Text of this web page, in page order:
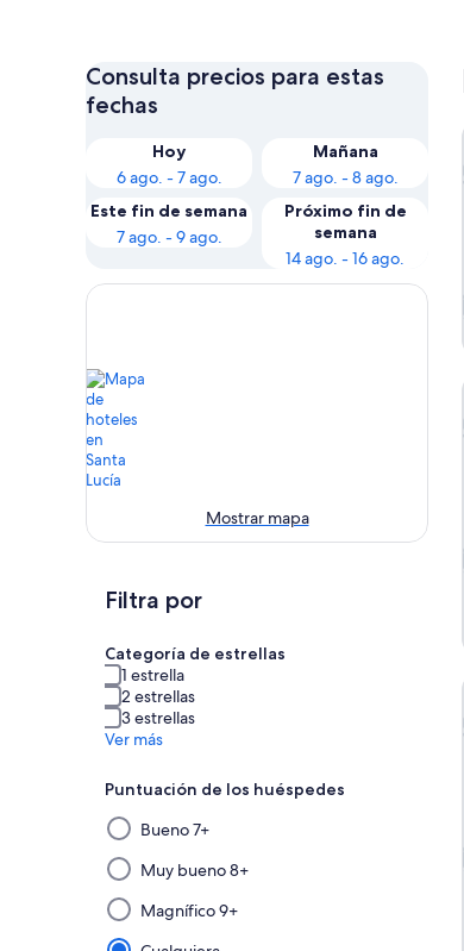
Consulta precios para estas
fechas
Hoy
6 ago. - 7 ago.
Mañana
7 ago. - 8 ago.
Este fin de semana
7 ago. - 9 ago.
Próximo fin de
semana
14 ago. - 16 ago.
Mostrar mapa
Filtra por
Categoría de estrellas
1 estrella
2 estrellas
3 estrellas
Ver más
Puntuación de los huéspedes
Al
seleccionar
y
aplicar
un
filtro
Bueno 7+
Muy bueno 8+
Magnífico 9+